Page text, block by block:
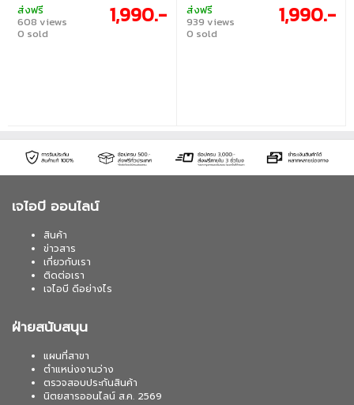
USB-C to USB-A cable | Hot swappable :
Yes
ส่งฟรี
608 views
0 sold
1,990.-
USB-C to USB-A cable | Hot swappable :
Yes
ส่งฟรี
939 views
0 sold
1,990.-
เจไอบี ออนไลน์
สินค้า
ข่าวสาร
เกี่ยวกับเรา
ติดต่อเรา
เจไอบี ดีอย่างไร
ฝ่ายสนับสนุน
แผนที่สาขา
ตำแหน่งงานว่าง
ตรวจสอบประกันสินค้า
นิตยสารออนไลน์ ส.ค. 2569